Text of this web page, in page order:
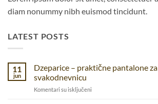
diam nonummy nibh euismod tincidunt.
LATEST POSTS
11
jun
Dzeparice – praktične pantalone
svakodnevnicu
Komentari su isključeni